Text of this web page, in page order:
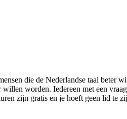
die de Nederlandse taal beter
worden. Iedereen met een
zijn gratis en je hoeft geen lid te